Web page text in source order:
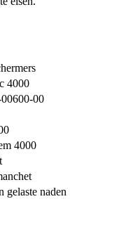
4000
00
4000
gelaste naden